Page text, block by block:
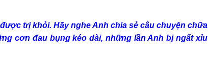
trị khỏi. Hãy nghe Anh chia sẻ câu chuyện chữa
cơn đau bụng kéo dài, những lần Anh bị ngất xỉu